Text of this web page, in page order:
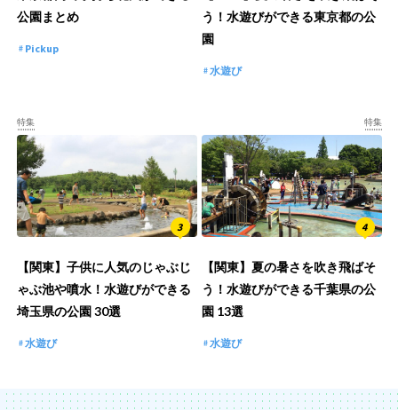
公園まとめ
Pickup
う！水遊びができる東京都の公
園
水遊び
特集
【関東】子供に人気のじゃぶじ
ゃぶ池や噴水！水遊びができる
埼玉県の公園 30選
水遊び
特集
【関東】夏の暑さを吹き飛ばそ
う！水遊びができる千葉県の公
園 13選
水遊び